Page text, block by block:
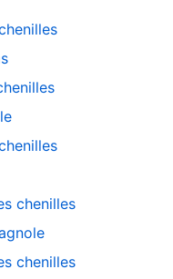
chenilles
chenilles